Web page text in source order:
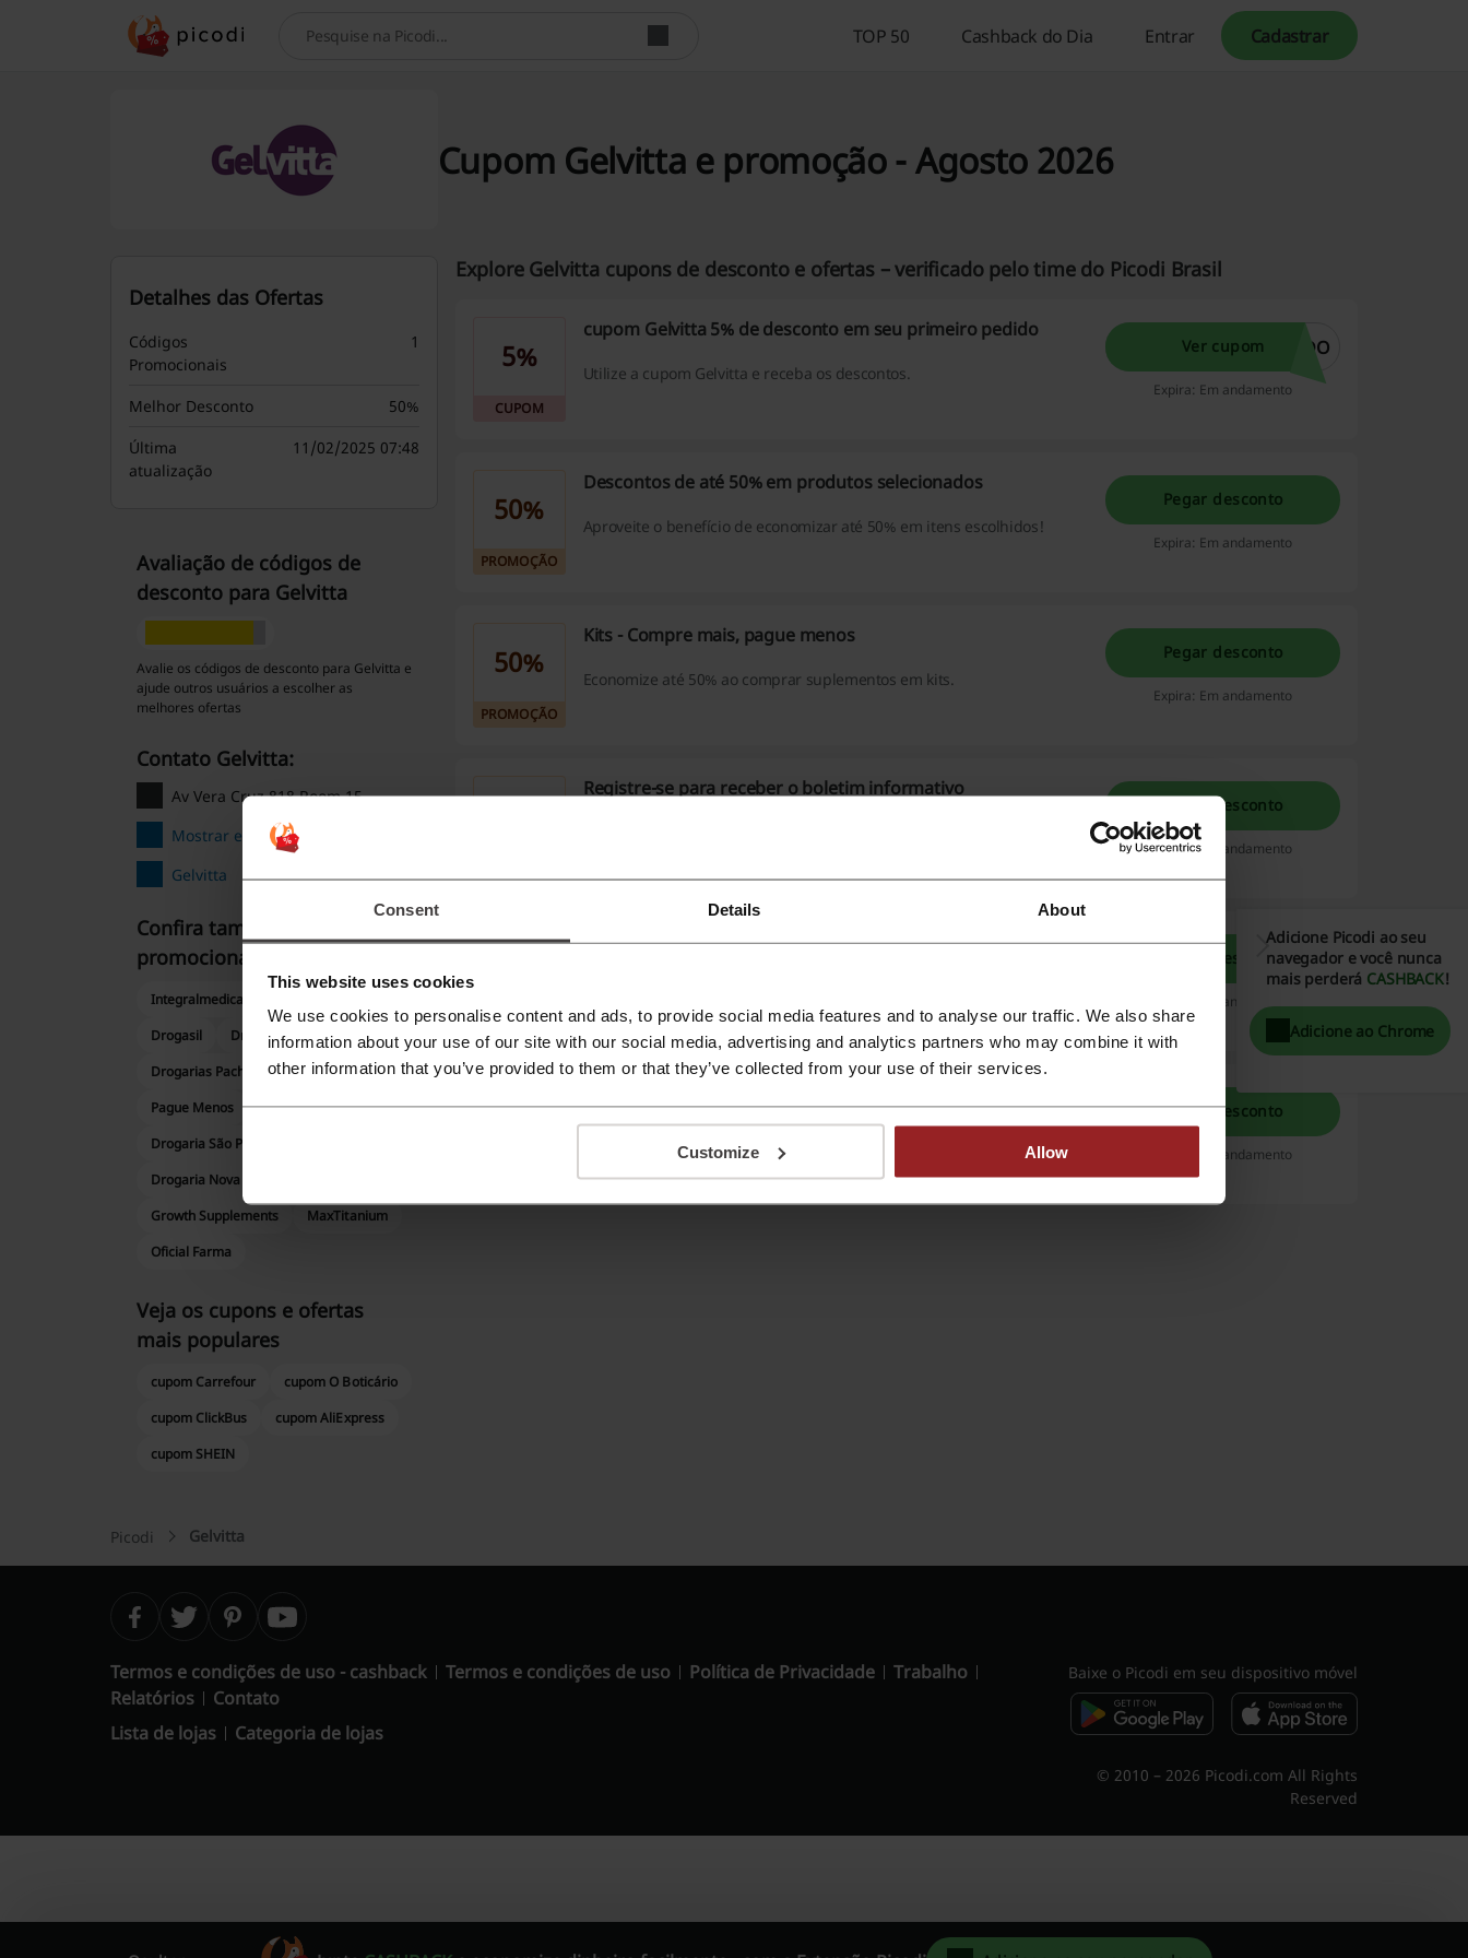
Consent Details About
This website uses cookies
We use cookies to personalise content and ads, to provide social media features and to analyse our traffic. We also share
information about your use of our site with our social media, advertising and analytics partners who may combine it with
other information that you’ve provided to them or that they’ve collected from your use of their services.
Customize Allow
Procurar TOP 50 Cashback do Dia Entrar Cadastrar
Cupom Gelvitta e promoção - Agosto 2026
Explore Gelvitta cupons de desconto e ofertas – verificado pelo time do Picodi Brasil
5%
CUPOM
cupom Gelvitta 5% de desconto em seu primeiro pedido
Utilize a cupom Gelvitta e receba os descontos.
Ver cupom NDO
Expira: Em andamento
50%
PROMOÇÃO
Descontos de até 50% em produtos selecionados
Aproveite o benefício de economizar até 50% em itens escolhidos!
Pegar desconto
Expira: Em andamento
50%
PROMOÇÃO
Kits - Compre mais, pague menos
Economize até 50% ao comprar suplementos em kits.
Pegar desconto
Expira: Em andamento
Registre-se para receber o boletim informativo
Pegar desconto
Expira: Em andamento
PROMOÇÃO
DIVIDA SUA AQUISIÇÃO EM PARCELAS
Pegar desconto
Expira: Em andamento
Frete grátis disponível para a Região Sul para compras acima de
R$350,00, e para a Região Sudeste para compras acima de R$250,00.
Pegar desconto
Expira: Em andamento
Detalhes das Ofertas
Códigos
Promocionais
1
Melhor Desconto
50%
Última
atualização
11/02/2025 07:48
Avaliação de códigos de
desconto para Gelvitta
Avalie os códigos de desconto para Gelvitta e
ajude outros usuários a escolher as
melhores ofertas
Contato Gelvitta:
Av Vera Cruz 818 Room 15
Mostrar email
Gelvitta
Confira também códigos
promocionais similares
Integralmedica
Drogasil
Droga Raia
Drogarias Pacheco
Miligrama
Pague Menos
Araujo
Drogaria São Paulo
Drogaria Nova Esperança
Growth Supplements
MaxTitanium
Oficial Farma
Veja os cupons e ofertas
mais populares
cupom Carrefour
cupom O Boticário
cupom ClickBus
cupom AliExpress
cupom SHEIN
Picodi Gelvitta
Termos e condições de uso - cashback Termos e condições de uso Política de Privacidade
Trabalho
Relatórios
Contato
Lista de lojas
Categoria de lojas
Baixe o Picodi em seu dispositivo móvel
© 2010 – 2026 Picodi.com All Rights
Reserved
Adicione Picodi ao seu
navegador e você nunca
mais perderá CASHBACK!
Adicione ao Chrome